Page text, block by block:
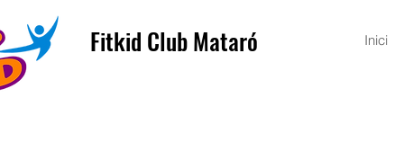
Inici
Fitkid Club Mataró